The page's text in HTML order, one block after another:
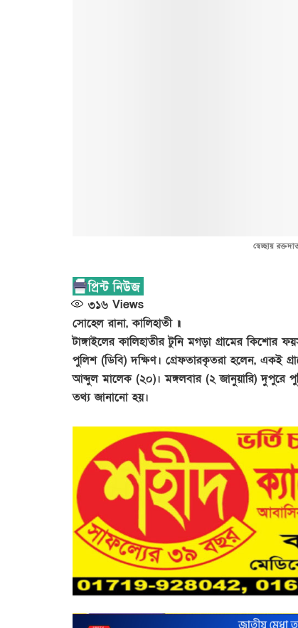
স্বেচ্ছায়
৩১৬ Views
সোহেল রানা, কালিহাতী ॥
টাঙ্গাইলের কালিহাতীর টুনি মগড়া গ্রামের কিশোর
পুলিশ (ডিবি) দক্ষিণ। গ্রেফতারকৃতরা হলেন, একই
আব্দুল মালেক (২০)। মঙ্গলবার (২ জানুয়ারি) দুপুরে
তথ্য জানানো হয়।